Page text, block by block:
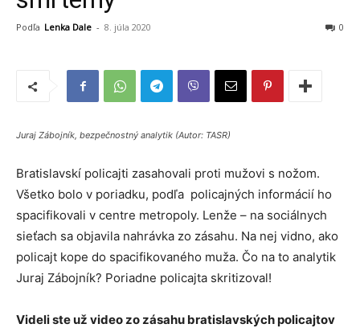
Podľa Lenka Dale - 8. júla 2020 0
Juraj Zábojník, bezpečnostný analytik (Autor: TASR)
Bratislavskí policajti zasahovali proti mužovi s nožom.
Všetko bolo v poriadku, podľa policajných informácií ho
spacifikovali v centre metropoly. Lenže – na sociálnych
sieťach sa objavila nahrávka zo zásahu. Na nej vidno, ako
policajt kope do spacifikovaného muža. Čo na to analytik
Juraj Zábojník? Poriadne policajta skritizoval!
Videli ste už video zo zásahu bratislavských policajtov